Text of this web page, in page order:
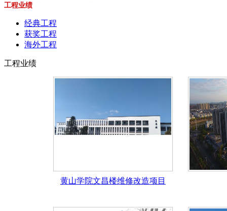
工程业绩
经典工程
获奖工程
海外工程
工程业绩
黄山学院文昌楼维修改造项目